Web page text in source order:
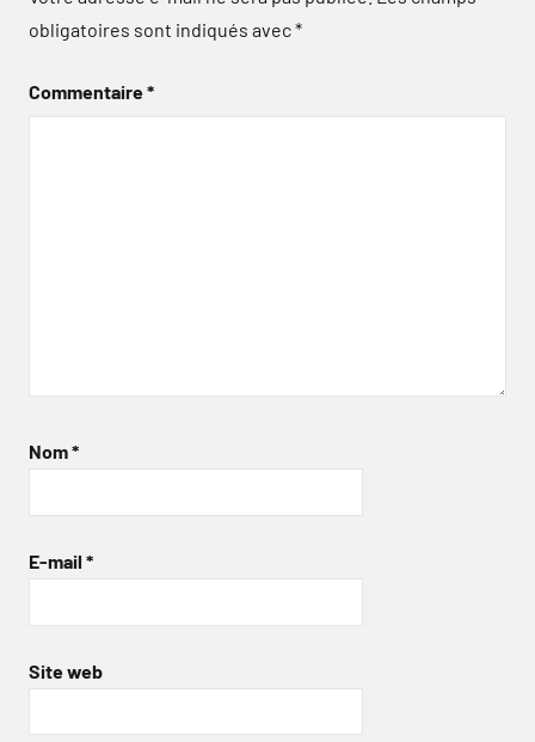
obligatoires sont indiqués avec*
Commentaire*
Nom*
E-mail *
Site web